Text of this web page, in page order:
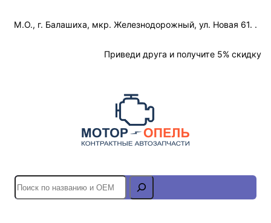
М.О., г. Балашиха, мкр. Железнодорожный, ул. Новая 61. .
Приведи друга и получите 5% скидку
S
e